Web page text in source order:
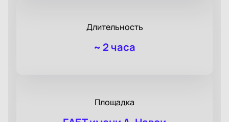
Длительность
~ 2 часа
Площадка